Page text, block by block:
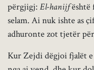
përgjigj: El-hanijfështë
selam. Ai nuk ishte as
adhuronte zot tjetër
Kur Zejdi dëgjoi fjalët